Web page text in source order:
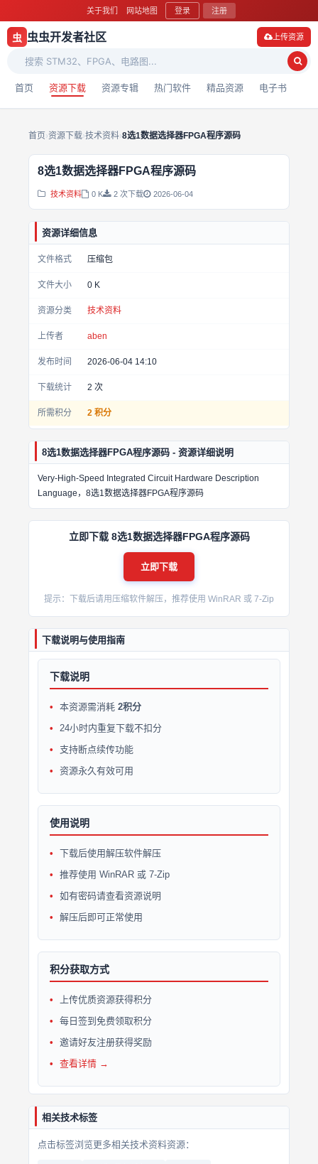
关于我们 网站地图 登录 注册
虫 虫虫开发者社区
首页 资源下载 资源专辑 热门软件 精品资源 电子书
上传资源
首页›资源下载›技术资料›8选1数据选择器FPGA程序源码
8选1数据选择器FPGA程序源码
技术资料 0 K 2 次下载 2026-06-04
资源详细信息
文件格式 压缩包
文件大小 0 K
资源分类 技术资料
上传者 aben
发布时间 2026-06-04 14:10
下载统计 2 次
所需积分 2 积分
8选1数据选择器FPGA程序源码 - 资源详细说明
Very-High-Speed Integrated Circuit Hardware Description
Language，8选1数据选择器FPGA程序源码
立即下载 8选1数据选择器FPGA程序源码
立即下载
提示：下载后请用压缩软件解压，推荐使用 WinRAR 或 7-Zip
下载说明与使用指南
下载说明
本资源需消耗 2积分
24小时内重复下载不扣分
支持断点续传功能
资源永久有效可用
使用说明
下载后使用解压软件解压
推荐使用 WinRAR 或 7-Zip
如有密码请查看资源说明
解压后即可正常使用
积分获取方式
上传优质资源获得积分
每日签到免费领取积分
邀请好友注册获得奖励
查看详情 →
相关技术标签
点击标签浏览更多相关技术资料资源：